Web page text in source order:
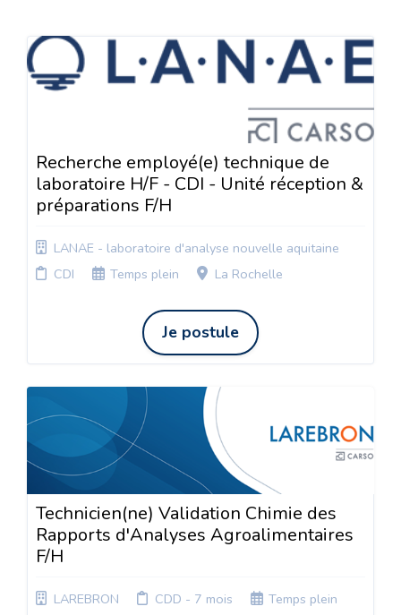
Recherche employé(e) technique de
laboratoire H/F - CDI - Unité réception &
préparations F/H
LANAE - laboratoire d'analyse nouvelle aquitaine
CDI
Temps plein La Rochelle
Je postule
Technicien(ne) Validation Chimie des
Rapports d'Analyses Agroalimentaires
F/H
LAREBRON CDD - 7 mois
Temps plein